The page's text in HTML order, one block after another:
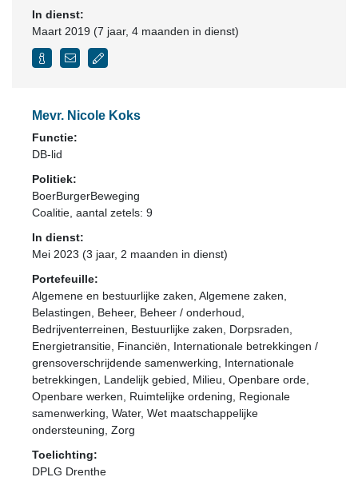
In dienst:
Maart 2019 (7 jaar, 4 maanden in dienst)
Mevr. Nicole Koks
Functie:
DB-lid
Politiek:
BoerBurgerBeweging
Coalitie , aantal zetels: 9
In dienst:
Mei 2023 (3 jaar, 2 maanden in dienst)
Portefeuille:
Algemene en bestuurlijke zaken, Algemene zaken,
Belastingen, Beheer, Beheer / onderhoud,
Bedrijventerreinen, Bestuurlijke zaken, Dorpsraden,
Energietransitie, Financiën, Internationale betrekkingen /
grensoverschrijdende samenwerking, Internationale
betrekkingen, Landelijk gebied, Milieu, Openbare orde,
Openbare werken, Ruimtelijke ordening, Regionale
samenwerking, Water, Wet maatschappelijke
ondersteuning, Zorg
Toelichting:
DPLG Drenthe